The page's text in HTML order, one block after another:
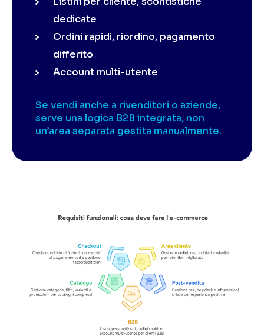
dedicate
Ordini rapidi, riordino, pagamento
differito
Account multi-utente
Se vendi anche a rivenditori o aziende,
serve una logica B2B integrata, non
un’area separata gestita manualmente.